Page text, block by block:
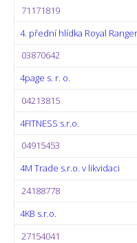
71171819
4. přední hlídka Royal
03870642
4page s. r. o.
04213815
4FITNESS s.r.o.
04915453
4M Trade s.r.o. v likvidaci
24188778
4KB s.r.o.
27154041